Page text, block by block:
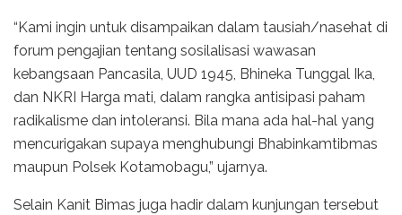
“Kami ingin untuk disampaikan dalam tausiah/nasehat di
forum pengajian tentang sosilalisasi wawasan
kebangsaan Pancasila, UUD 1945, Bhineka Tunggal Ika,
dan NKRI Harga mati, dalam rangka antisipasi paham
radikalisme dan intoleransi. Bila mana ada hal-hal yang
mencurigakan supaya menghubungi Bhabinkamtibmas
maupun Polsek Kotamobagu,” ujarnya.
Selain Kanit Bimas juga hadir dalam kunjungan tersebut